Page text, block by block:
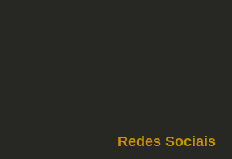
Redes Sociais